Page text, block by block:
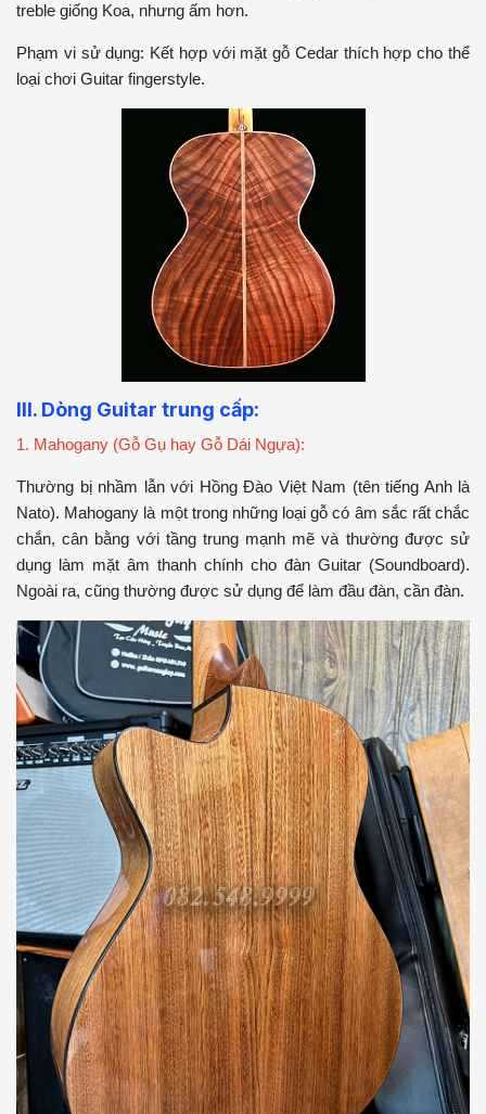
treble giống Koa, nhưng ấm hơn.
Phạm vi sử dụng: Kết hợp với mặt gỗ Cedar thích hợp cho thể
loại chơi Guitar fingerstyle.
III. Dòng Guitar trung cấp:
1. Mahogany (Gỗ Gụ hay Gỗ Dái Ngựa):
Thường bị nhầm lẫn với Hồng Đào Việt Nam (tên tiếng Anh là
Nato). Mahogany là một trong những loại gỗ có âm sắc rất chắc
chắn, cân bằng với tầng trung mạnh mẽ và thường được sử
dụng làm mặt âm thanh chính cho đàn Guitar (Soundboard).
Ngoài ra, cũng thường được sử dụng để làm đầu đàn, cần đàn.